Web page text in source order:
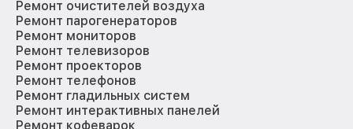
Ремонт очистителей воздуха
Ремонт парогенераторов
Ремонт мониторов
Ремонт телевизоров
Ремонт проекторов
Ремонт телефонов
Ремонт гладильных систем
Ремонт интерактивных панелей
Ремонт кофеварок